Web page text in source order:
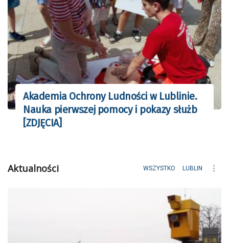
Akademia Ochrony Ludności w Lublinie.
Nauka pierwszej pomocy i pokazy służb
[ZDJĘCIA]
Aktualności WSZYSTKO LUBLIN